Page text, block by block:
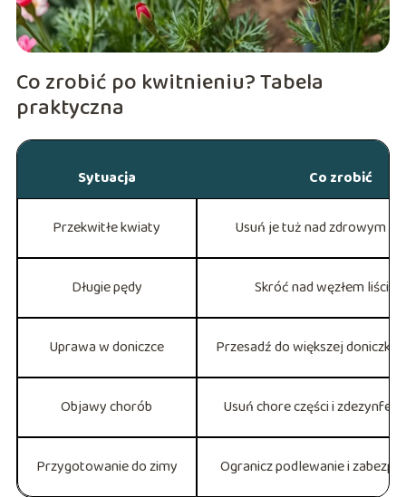
Co zrobić po kwitnieniu? Tabela
praktyczna
Sytuacja Co zrobić
Przekwitłe kwiaty Usuń je tuż nad zdrowym
Długie pędy Skróć nad węzłem
Uprawa w doniczce Przesadź do większej doniczki
Objawy chorób Usuń chore części i
Przygotowanie do zimy Ogranicz podlewanie i